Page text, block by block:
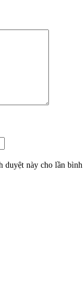
duyệt này cho lần bình